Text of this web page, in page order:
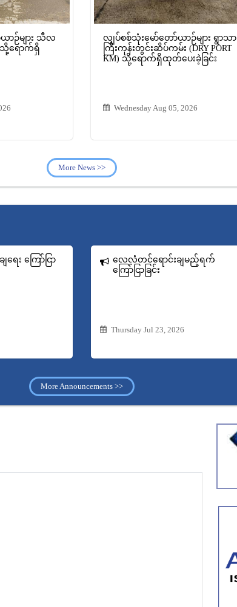
ာဉ်များ သီလ
သို့ရောက်ရှိ
လျှပ်စစ်သုံးမော်တော်ယာဉ်များ ရွာသာ
ကြီးကုန်းတွင်းဆိပ်ကမ်း (DRY PORT
KM) သို့ရောက်ရှိထုတ်ပေးခဲ့ခြင်း
Wednesday Aug 05, 2026
More News >>
ေး ကြော်ငြာ
လေလံတင်ရောင်းချမည့်ရက်
ကြော်ငြာခြင်း
Thursday Jul 23, 2026
More Announcements >>